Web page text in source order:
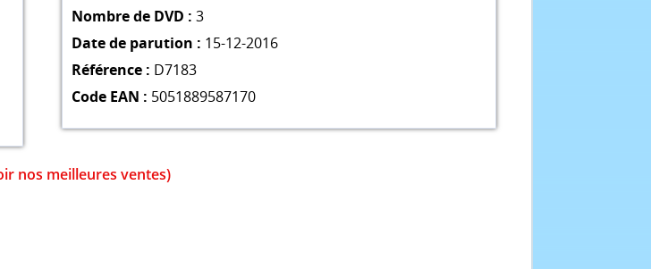
Nombre de DVD : 3
Date de parution : 15-12-2016
Référence : D7183
Code EAN : 5051889587170
nos meilleures ventes)